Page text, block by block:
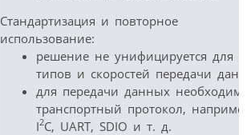
Стандартизация и повторное
использование:
решение не унифицируется для
типов и скоростей передачи
для передачи данных необходим
транспортный протокол, например
I2C, UART, SDIO и т. д.